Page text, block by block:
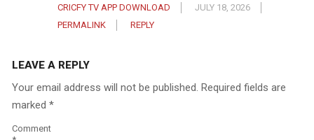
CRICFY TV APP DOWNLOAD
JULY 18, 2026
PERMALINK
REPLY
LEAVE A REPLY
Your email address will not be published. Required fields are
marked *
Comment